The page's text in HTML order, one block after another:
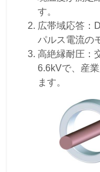
す。
広帯域応答：
パルス電流の
高絶縁耐圧：
6.6kVで、産
ます。